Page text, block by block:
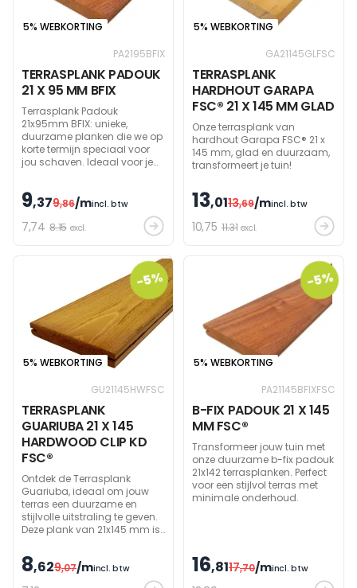
5% WEBKORTING
PA2195BFIX
TERRASPLANK PADOUK
21 X 95 MM BFIX
Terrasplank Padouk
21x95mm BFIX: unieke,
duurzame planken die we op
korte termijn speciaal voor
jou schaven. Ideaal voor je
9,379,86/mincl. btw
7,74 8.15 excl.
5% WEBKORTING
GA21145GLFSC
TERRASPLANK
HARDHOUT GARAPA
FSC® 21 X 145 MM GLAD
Onze terrasplank van
hardhout Garapa FSC® 21 x
145 mm, glad en duurzaam,
transformeert je tuin!
13,0113,69/mincl. btw
10,75 11.31 excl.
-5%
5% WEBKORTING
GU21145HWFSC
TERRASPLANK
GUARIUBA 21 X 145
HARDWOOD CLIP KD
FSC®
Ontdek de Terrasplank
Guariuba, ideaal om jouw
terras een duurzame en
stijlvolle uitstraling te geven.
Deze plank van 21x145 mm is
keurmerk, wat je de garantie
biedt op een milieuvriendelijk
en verantwoord product. Een
8,629,07/mincl. btw
-5%
5% WEBKORTING
PA21145BFIXFSC
B-FIX PADOUK 21 X 145
MM FSC®
Transformeer jouw tuin met
onze duurzame b-fix padouk
21x142 terrasplanken. Perfect
voor een stijlvol terras met
minimale onderhoud.
16,8117,70/mincl. btw